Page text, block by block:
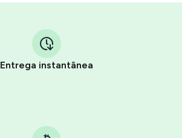
Entrega instantânea